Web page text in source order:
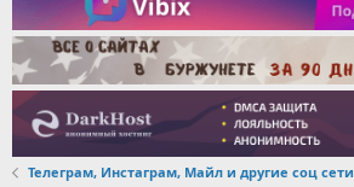
Телеграм, Инстаграм, Майл и другие соц сети